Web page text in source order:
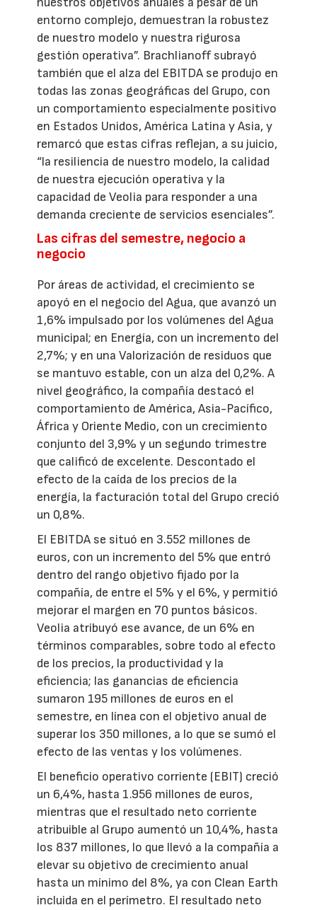
entorno complejo, demuestran la robustez
de nuestro modelo y nuestra rigurosa
gestión operativa”. Brachlianoff subrayó
también que el alza del EBITDA se produjo en
todas las zonas geográficas del Grupo, con
un comportamiento especialmente positivo
en Estados Unidos, América Latina y Asia, y
remarcó que estas cifras reflejan, a su juicio,
“la resiliencia de nuestro modelo, la calidad
de nuestra ejecución operativa y la
capacidad de Veolia para responder a una
demanda creciente de servicios esenciales”.
Las cifras del semestre, negocio a
negocio
Por áreas de actividad, el crecimiento se
apoyó en el negocio del Agua, que avanzó un
1,6% impulsado por los volúmenes del Agua
municipal; en Energía, con un incremento del
2,7%; y en una Valorización de residuos que
se mantuvo estable, con un alza del 0,2%. A
nivel geográfico, la compañía destacó el
comportamiento de América, Asia-Pacífico,
África y Oriente Medio, con un crecimiento
conjunto del 3,9% y un segundo trimestre
que calificó de excelente. Descontado el
efecto de la caída de los precios de la
energía, la facturación total del Grupo creció
un 0,8%.
El EBITDA se situó en 3.552 millones de
euros, con un incremento del 5% que entró
dentro del rango objetivo fijado por la
compañía, de entre el 5% y el 6%, y permitió
mejorar el margen en 70 puntos básicos.
Veolia atribuyó ese avance, de un 6% en
términos comparables, sobre todo al efecto
de los precios, la productividad y la
eficiencia; las ganancias de eficiencia
sumaron 195 millones de euros en el
semestre, en línea con el objetivo anual de
superar los 350 millones, a lo que se sumó el
efecto de las ventas y los volúmenes.
El beneficio operativo corriente (EBIT) creció
un 6,4%, hasta 1.956 millones de euros,
mientras que el resultado neto corriente
atribuible al Grupo aumentó un 10,4%, hasta
los 837 millones, lo que llevó a la compañía a
elevar su objetivo de crecimiento anual
hasta un mínimo del 8%, ya con Clean Earth
incluida en el perímetro. El resultado neto